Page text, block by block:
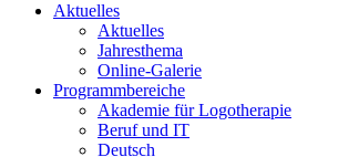
Aktuelles
Aktuelles
Jahresthema
Online-Galerie
Programmbereiche
Akademie für Logotherapie
Beruf und IT
Deutsch